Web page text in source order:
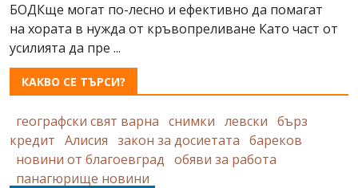
БОДКще могат по-лесно и ефективно да помагат
на хората в нужда от кръвопреливане Като част от
усилията да пре ...
КАКВО СЕ ТЪРСИ?
географски свят варна снимки левски бърз
кредит Алисия закон за досиетата бареков
новини от благоевград обяви за работа
панагюрище новини